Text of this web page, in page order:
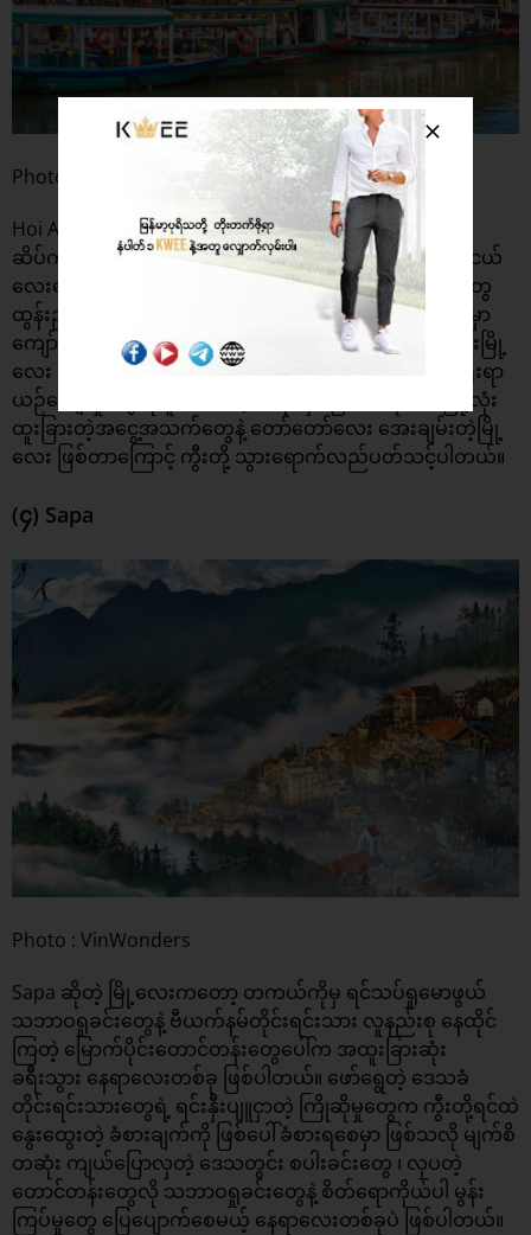
Photo : Wanderlust Magazine
Hoi An ဆိုတာ ဗီယက်နမ်နိုင်ငံရဲ့ ချစ်စရာ ခေတ်ဟောင်း
ဆိပ်ကမ်းမြို့လေးဖြစ်ပြီး တစ်မြို့လုံးနီးပါး အဝါရောင်အိမ်ငယ်
လေးတွေနဲ့ ပြည့်နှက်နေသလို ညနေခင်းတွေမှာ မီးပုံးလေးတွေ
ထွန်းညှိထားတဲ့ လမ်းတွေကြောင့် ခရီးသွားချစ်သူတွေကြားမှာ
ကျော်ကြားတဲ့ UNESCO ကမ္ဘာ့အမွေအနှစ်နေရာ ရှေးဟောင်းမြို့
လေး ဖြစ်ပါတယ်။ ဗီယက်နမ် လူမျိုးတွေရဲ့ ရှေးအကျဆုံး ရိုးရာ
ယဉ်ကျေးမှုတွေကို စူးစမ်းလေ့လာနိုင်မှာ ဖြစ်သလို တစ်မြို့လုံး
ထူးခြားတဲ့အငွေ့အသက်တွေနဲ့ တော်တော်လေး အေးချမ်းတဲ့မြို့
လေး ဖြစ်တာကြောင့် ကွီးတို့ သွားရောက်လည်ပတ်သင့်ပါတယ်။
(၄) Sapa
Photo : VinWonders
Sapa ဆိုတဲ့ မြို့လေးကတော့ တကယ်ကိုမှ ရင်သပ်ရှုမောဖွယ်
သဘာဝရှုခင်းတွေနဲ့ ဗီယက်နမ်တိုင်းရင်းသား လူနည်းစု နေထိုင်
ကြတဲ့ မြောက်ပိုင်းတောင်တန်းတွေပေါ်က အထူးခြားဆုံး
ခရီးသွား နေရာလေးတစ်ခု ဖြစ်ပါတယ်။ ဖော်ရွေတဲ့ ဒေသခံ
တိုင်းရင်းသားတွေရဲ့ ရင်းနှီးပျူငှာတဲ့ ကြိုဆိုမှုတွေက ကွီးတို့ရင်ထဲ
နွေးထွေးတဲ့ ခံစားချက်ကို ဖြစ်ပေါ်ခံစားရစေမှာ ဖြစ်သလို မျက်စိ
တဆုံး ကျယ်ပြောလှတဲ့ ဒေသတွင်း စပါးခင်းတွေ ၊ လှပတဲ့
တောင်တန်းတွေလို သဘာဝရှုခင်းတွေနဲ့ စိတ်ရောကိုယ်ပါ မွန်း
ကြပ်မှုတွေ ပြေပျောက်စေမယ့် နေရာလေးတစ်ခုပဲ ဖြစ်ပါတယ်။